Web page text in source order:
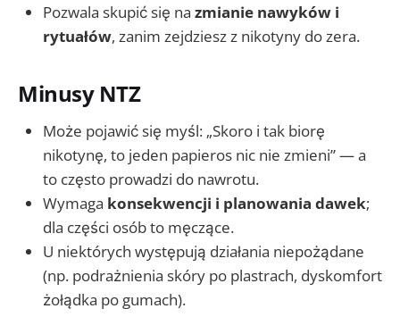
Pozwala skupić się na zmianie nawyków i
rytuałów, zanim zejdziesz z nikotyny do zera.
Minusy NTZ
Może pojawić się myśl: „Skoro i tak biorę
nikotynę, to jeden papieros nic nie zmieni” — a
to często prowadzi do nawrotu.
Wymaga konsekwencji i planowania dawek;
dla części osób to męczące.
U niektórych występują działania niepożądane
(np. podrażnienia skóry po plastrach, dyskomfort
żołądka po gumach).